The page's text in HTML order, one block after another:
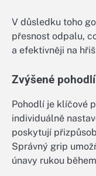
V důsledku toho
přesnost odpalu,
a efektivněji na
Zvýšené
Pohodlí je klíčové
individuálně
poskytují
Správný grip
únavy rukou